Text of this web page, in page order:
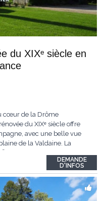
du XIXᵉ siècle en
cœur de la Drôme
du XIXᵉ siècle offre
avec une belle vue
de la Valdaine. La
arboré d’environ 5’000
DEMANDE
D'INFOS